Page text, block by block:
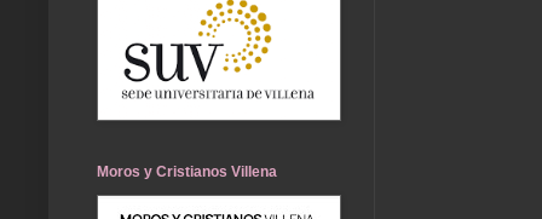
Moros y Cristianos Villena